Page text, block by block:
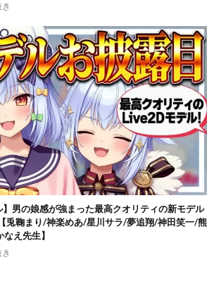
】男の娘感が強まった最高クオリティの新モデル
兎鞠まり/神楽めあ/星川サラ/夢追翔/神田笑一/熊
え先生】